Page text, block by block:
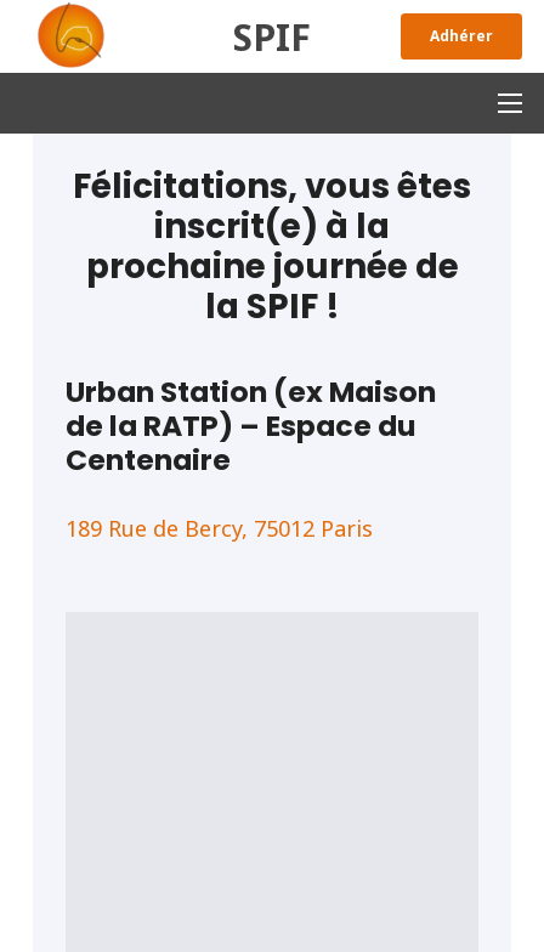
SPIF Adhérer
Félicitations, vous êtes
inscrit(e) à la
prochaine journée de
la SPIF !
Urban Station (ex Maison
de la RATP) – Espace du
Centenaire
189 Rue de Bercy, 75012 Paris